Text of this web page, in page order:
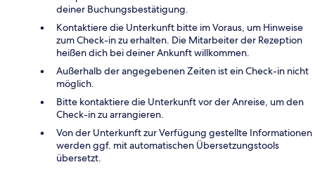
deiner Buchungsbestätigung.
Kontaktiere die Unterkunft bitte im Voraus, um Hinweise
zum Check-in zu erhalten. Die Mitarbeiter der Rezeption
heißen dich bei deiner Ankunft willkommen.
Außerhalb der angegebenen Zeiten ist ein Check-in nicht
möglich.
Bitte kontaktiere die Unterkunft vor der Anreise, um den
Check-in zu arrangieren.
Von der Unterkunft zur Verfügung gestellte Informationen
werden ggf. mit automatischen Übersetzungstools
übersetzt.